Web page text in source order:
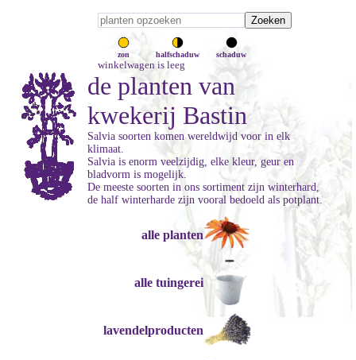
zon halfschaduw schaduw
winkelwagen is leeg
de planten van
kwekerij Bastin
Salvia soorten komen wereldwijd voor in elk
klimaat.
Salvia is enorm veelzijdig, elke kleur, geur en
bladvorm is mogelijk.
De meeste soorten in ons sortiment zijn winterhard,
de half winterharde zijn vooral bedoeld als potplant.
alle planten
alle tuingerei
lavendelproducten